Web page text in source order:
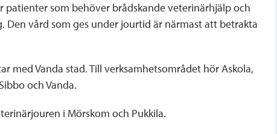
som behöver brådskande veterinärhjälp och
Den vård som ges under jourtid är närmast att betrakta
med Vanda stad. Till verksamhetsområdet hör Askola,
och Vanda.
i Mörskom och Pukkila.